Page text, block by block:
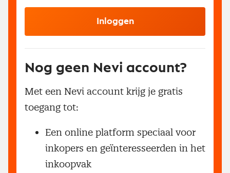
Inloggen
Nog geen Nevi account?
Met een Nevi account krijg je gratis
toegang tot:
Een online platform speciaal voor
inkopers en geïnteresseerden in het
inkoopvak